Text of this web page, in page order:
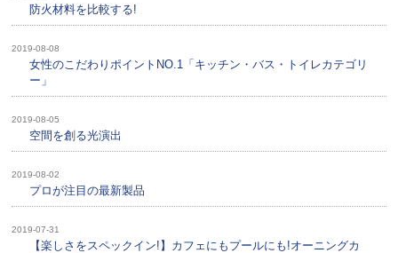
防火材料を比較する!
2019-08-08
女性のこだわりポイントNO.1「キッチン・バス・トイレカテゴリ
ー」
2019-08-05
空間を創る光演出
2019-08-02
プロが注目の最新製品
2019-07-31
【楽しさをスペックイン!】カフェにもプールにも!オーニングカ